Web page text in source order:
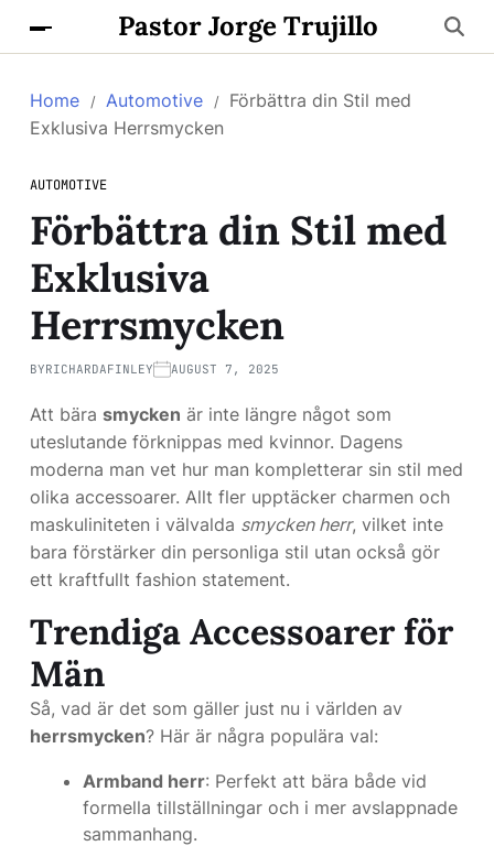
Pastor Jorge Trujillo
Home Automotive
Förbättra din Stil med
Exklusiva Herrsmycken
AUTOMOTIVE
Förbättra din Stil med
Exklusiva
Herrsmycken
BYRICHARDAFINLEY AUGUST 7, 2025
Att bära smycken är inte längre något som
uteslutande förknippas med kvinnor. Dagens
moderna man vet hur man kompletterar sin stil med
olika accessoarer. Allt fler upptäcker charmen och
maskuliniteten i välvalda smycken herr, vilket inte
bara förstärker din personliga stil utan också gör
ett kraftfullt fashion statement.
Trendiga Accessoarer för
Män
Så, vad är det som gäller just nu i världen av
herrsmycken? Här är några populära val:
Armband herr: Perfekt att bära både vid
formella tillställningar och i mer avslappnade
sammanhang.